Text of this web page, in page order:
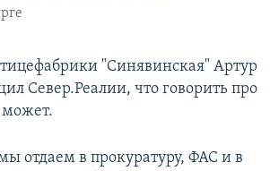
"Синявинская" Артур
Север.Реалии, что говорить про
отдаем в прокуратуру, ФАС и в